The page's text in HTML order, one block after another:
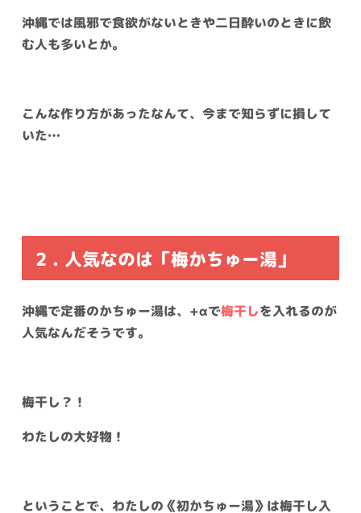
沖縄では風邪で食欲がないときや二日酔いのときに飲
む人も多いとか。
こんな作り方があったなんて、今まで知らずに損して
いた…
2 . 人気なのは「梅かちゅー湯」
沖縄で定番のかちゅー湯は、+αで梅干しを入れるのが
人気なんだそうです。
梅干し？！
わたしの大好物！
ということで、わたしの《初かちゅー湯》は梅干し入